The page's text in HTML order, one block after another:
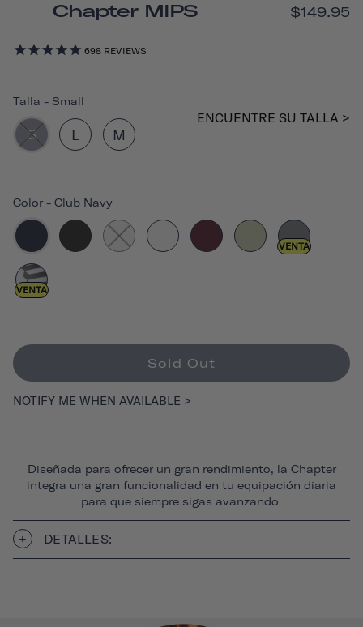
Chapter MIPS
698 REVIEWS
$149.95
Color - Club Navy
VENTA
VENTA
Talla - Small
S L M
ENCUENTRE SU TALLA >
Sold Out
NOTIFY ME WHEN AVAILABLE >
Diseñada para ofrecer un gran rendimiento, la Chapter
integra una gran funcionalidad en tu equipación diaria
para que siempre sigas avanzando.
DETALLES: